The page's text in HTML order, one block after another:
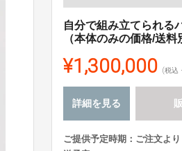
自分で組み立てられる
（本体のみの価格/送料
¥1,300,000 (税込
詳細を見る
ご提供予定時期：ご注文よ